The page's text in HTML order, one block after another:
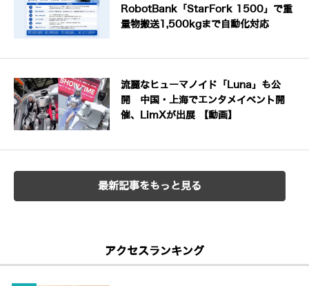
RobotBank「StarFork 1500」で重
量物搬送1,500kgまで自動化対応
流麗なヒューマノイド「Luna」も公
開 中国・上海でエンタメイベント開
催、LimXが出展 【動画】
最新記事をもっと見る
アクセスランキング